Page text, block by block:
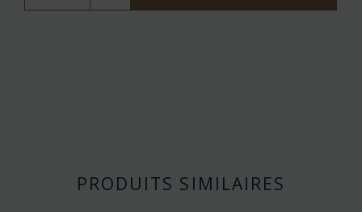
brodé
PRODUITS SIMILAIRES